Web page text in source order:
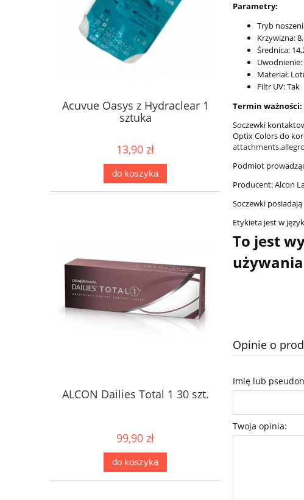
Acuvue Oasys z Hydraclear 1
sztuka
13,90 zł
do koszyka
ALCON Dailies Total 1 30 szt.
99,90 zł
do koszyka
Parametry:
Tryb
Krzywizna:
Średnica:
Uwodnienie:
Materiał:
Filtr UV: Tak
Termin
Soczewki
Optix Colors do
Podmiot
Producent: Alcon
Soczewki
Etykieta jest w
To jest
Opinie o
Imię lub
Twoja opinia: